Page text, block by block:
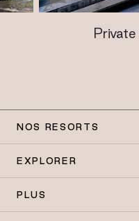
NOS RESORTS
EXPLORER
PLUS